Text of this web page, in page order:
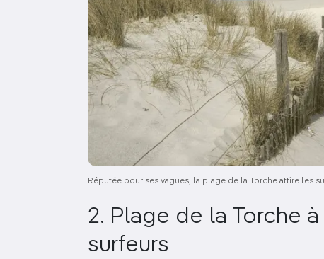
Réputée pour ses vagues, la plage de la Torche attire les
2. Plage de la Torche
surfeurs